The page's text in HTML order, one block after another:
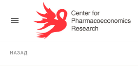
НАЗАД